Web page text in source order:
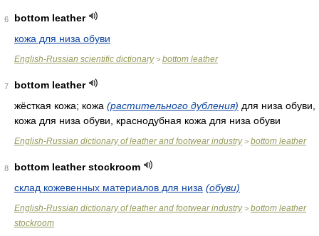
6
bottom leather
кожа для низа обуви
English-Russian scientific dictionary> bottom leather
7
bottom leather
жёсткая кожа; кожа (растительного дубления) для низа обуви,
кожа для низа обуви, краснодубная кожа для низа обуви
English-Russian dictionary of leather and footwear industry> bottom leather
8
bottom leather stockroom
склад кожевенных материалов для низа (обуви)
English-Russian dictionary of leather and footwear industry> bottom leather
stockroom